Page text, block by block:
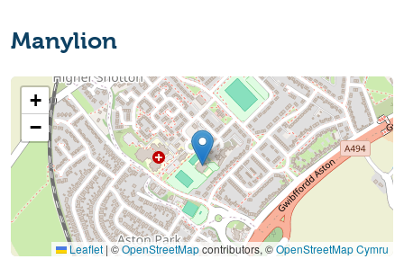
Manylion
+
−
Leaflet | ©OpenStreetMapcontributors, ©OpenStreetMap Cymru